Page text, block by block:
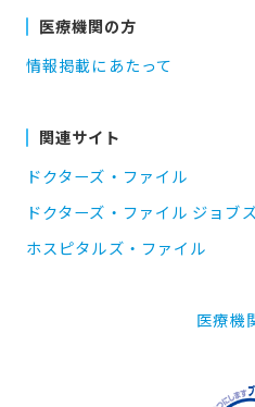
医療機関の方
情報掲載にあたって
関連サイト
ドクターズ・ファイル
ドクターズ・ファイル ジョブ
ホスピタルズ・ファイル
医療機